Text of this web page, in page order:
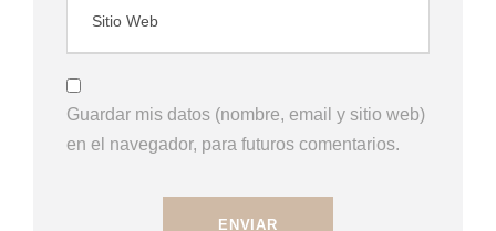
Guardar mis datos (nombre, email y sitio web)
en el navegador, para futuros comentarios.